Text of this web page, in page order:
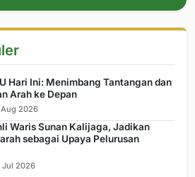
Hari Ini: Menimbang Tantangan dan
Arah ke Depan
2026
Waris Sunan Kalijaga, Jadikan
sebagai Upaya Pelurusan
Jul 2026